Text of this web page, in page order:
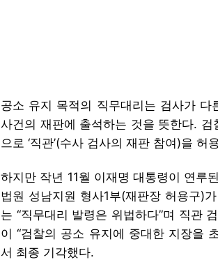
는 “직무대리 발령은 위법하다”며 직관
이 “검찰의 공소 유지에 중대한 지장을
서 최종 기각했다.
법무부는 상시적인 직무대리를 금지하
하기로 했다. 성범죄·아동학대 사건에서
유족의 재판 진술권 보장이 필요한 경우,
되는 분야에서 의견 진술이 필요한 경우